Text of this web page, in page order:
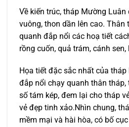
Về kiến trúc, tháp Mường
vuông, thon dần lên cao. Thân
quanh đắp nổi các hoạ tiết
rồng cuốn, quả trám, cánh
Họa tiết đặc sắc nhất của
đắp nổi chạy quanh thân tháp,
số tám kép, đem lại cho tháp
vẻ đẹp tinh xảo.Nhìn chung,
mềm mại và hài hòa, có bố